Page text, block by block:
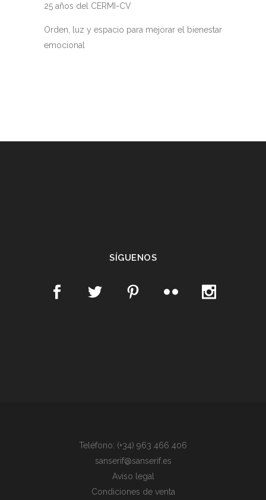
25 años del CERMI-CV
Orden, luz y espacio para mejorar el bienestar
emocional
SÍGUENOS
Teléfono: (+34) 963 466 406
sanserif@sanserif.es
Aviso legal
Condiciones de venta